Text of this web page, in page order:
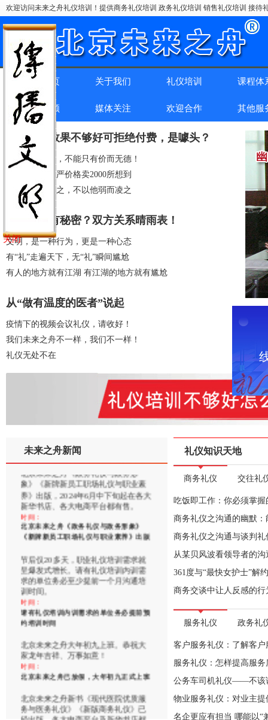
欢迎访问未来之舟礼仪培训！提供商务礼仪培训 政务礼仪培训 销售礼仪培训 接
网站首页 关于我们 礼仪培训 课程体
精彩回顾 媒体关注 欢迎合作 其他服
礼仪培训效果不够好可拒绝付费，是噱头？
商务礼仪培训，不能只有价而无德！
医护礼仪与尊严价格卖2000所想到
不以己强而恃之，不以他弱而凌之
怎么握手有秘密？双方关系晴雨表！
文明，是一种行为，更是一种心态
有“礼”走遍天下，无“礼”瞬间尴尬
有人的地方就有江湖 有江湖的地方就有尴尬
从“做有温度的医者”说起
疫情下的视频会议礼仪，请收好！
我们未来之舟不一样，我们不一样！
礼仪无处不在
未来之舟新闻
因为专业，所以领先。2013年，未来
训。2024年，北大首钢医院邀请未来
之舟为其提供新职工培训（2批）。今
年，北大首钢医院又邀请未来之舟为
时间：
经过2013和2024年的合作，未来之舟今年
北京未来之舟1月25日-2月4日放假。
在此期间有事您可以添加微信（微信
号13641230515）沟通。
北京未来之舟《政务礼仪与政务形
象》《新牌新员工职场礼仪与职业素
新华书店、各大电商平台都有售。
时间：
北京未来之舟《政务礼仪与政务形象》
《新牌新员工职场礼仪与职业素养》出版
节后仅20多天，职业礼仪培训需求就
求的单位务必至少提前一个月沟通培
训时间。
时间：
请有礼仪培训内训需求的单位务必提前预
约培训时间
北京未来之舟大年初九上班。恭祝大
时间：
北京未来之舟已放假，大年初九正式上班
北京未来之舟新书《现代医院优质服
经出版，各大电商平台及新华书店都
已有售。
礼仪知识天地
商务礼仪 交往礼
吃饭即工作：你必须掌
商务礼仪之沟通的幽默
商务礼仪之沟通与谈判礼
从某贝风波看领导者的沟
361度与“最快女护士”解
商务交谈中让人反感的行
服务礼仪 政务礼
客户服务礼仪：了解客
服务礼仪：怎样提高服务
公务车司机礼仪——不该
物业服务礼仪：对业主提
名企更应有担当 哪能以“
关闭